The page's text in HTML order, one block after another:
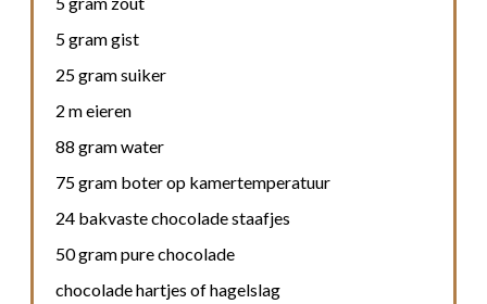
5 gram gist
25 gram suiker
2 m eieren
88 gram water
75 gram boter op kamertemperatuur
24 bakvaste chocolade staafjes
50 gram pure chocolade
chocolade hartjes of hagelslag